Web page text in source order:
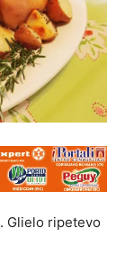
. Glielo ripetevo